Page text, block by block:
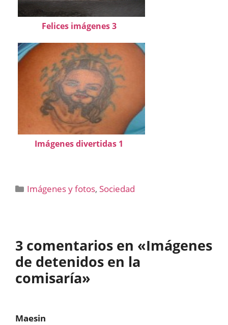
Felices imágenes 3
Imágenes divertidas 1
Categorías
Imágenes y fotos, Sociedad
3 comentarios en «Imágenes
de detenidos en la
comisaría»
Maesin